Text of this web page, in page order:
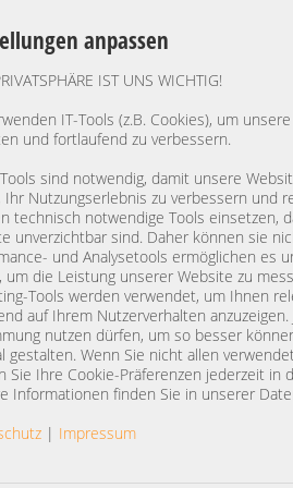
anpassen
IST UNS WICHTIG!
IT-Tools (z.B. Cookies), um
und fortlaufend zu verbessern.
sind notwendig, damit unsere
Ihr Nutzungserlebnis zu verbessern und
technisch notwendige Tools einsetzen,
unverzichtbar sind. Daher können sie
und Analysetools ermöglichen es
um die Leistung unserer Website zu
Tools werden verwendet, um Ihnen
auf Ihrem Nutzerverhalten
nutzen dürfen, um so besser
gestalten. Wenn Sie nicht allen
Sie Ihre Cookie-Präferenzen jederzeit in
Informationen finden Sie in unserer
| Impressum